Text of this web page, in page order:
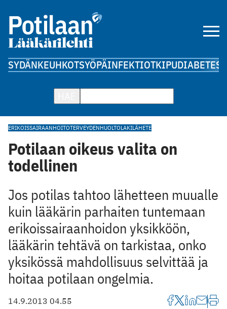
SYDÄNKEUHKOTSYÖPÄINFEKTIOTKIPUDIABETES
ERIKOISSAIRAANHOITOTERVEYDENHUOLTOLAKILÄHETE
Potilaan oikeus valita on
todellinen
Jos potilas tahtoo lähetteen muualle
kuin lääkärin parhaiten ­tuntemaan
erikoissairaanhoidon yksikköön,
lääkärin tehtävä on tarkistaa, onko
yksikössä mahdollisuus selvittää ja
hoitaa ­potilaan ongelmia.
14.9.2013 04.55